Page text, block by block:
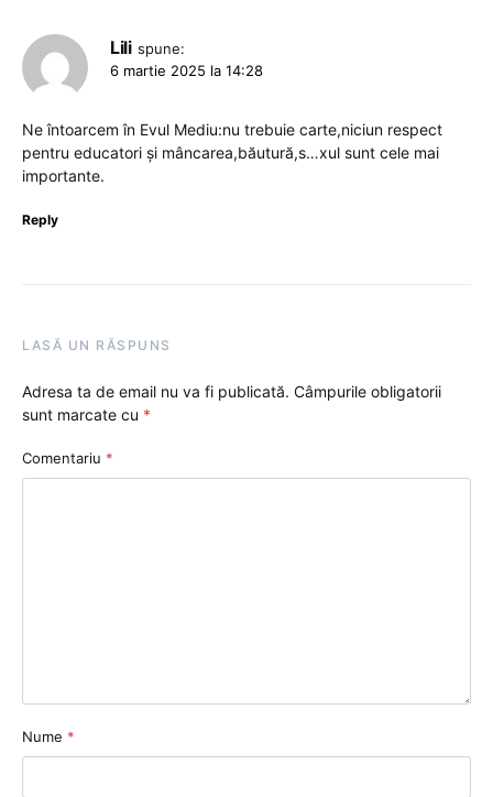
Lili spune:
6 martie 2025 la 14:28
Ne întoarcem în Evul Mediu:nu trebuie carte,niciun respect
pentru educatori și mâncarea,băutură,s…xul sunt cele mai
importante.
Reply
LASĂ UN RĂSPUNS
Adresa ta de email nu va fi publicată. Câmpurile obligatorii
sunt marcate cu *
Comentariu *
Nume *